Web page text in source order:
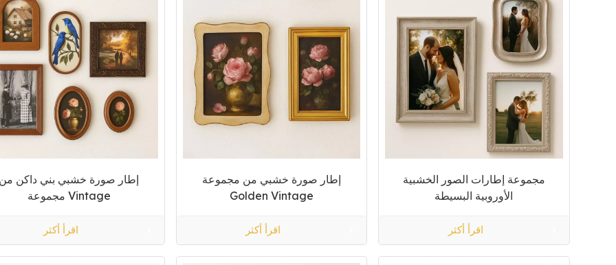
إطار صورة خشبي بني داكن من
مجموعة Vintage
اقرأ أكثر
إطار صورة خشبي من مجموعة
Golden Vintage
اقرأ أكثر
مجموعة إطارات الصور الخشبية
الأوروبية البسيطة
اقرأ أكثر